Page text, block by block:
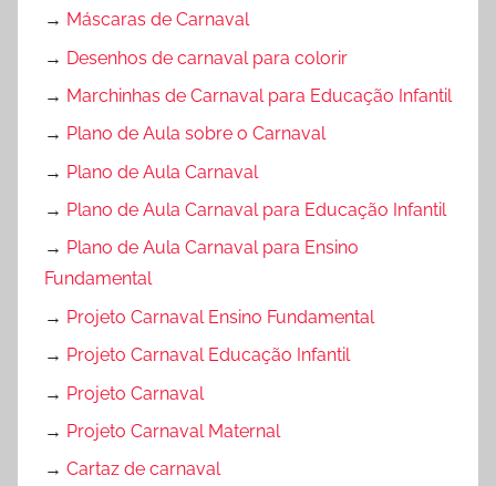
→ Máscaras de Carnaval
→ Desenhos de carnaval para colorir
→ Marchinhas de Carnaval para Educação Infantil
→ Plano de Aula sobre o Carnaval
→ Plano de Aula Carnaval
→ Plano de Aula Carnaval para Educação Infantil
→ Plano de Aula Carnaval para Ensino
Fundamental
→ Projeto Carnaval Ensino Fundamental
→ Projeto Carnaval Educação Infantil
→ Projeto Carnaval
→ Projeto Carnaval Maternal
→ Cartaz de carnaval